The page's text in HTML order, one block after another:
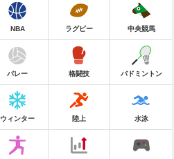
NBA ラグビー 中央競馬
バレー 格闘技 バドミントン
ウィンター 陸上 水泳